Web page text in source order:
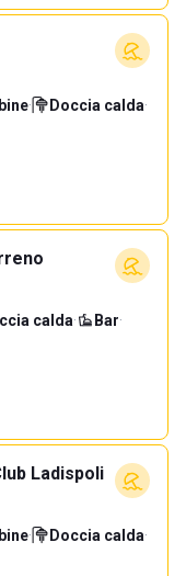
· Doccia calda·
calda· Bar·
Ladispoli
· Doccia calda·